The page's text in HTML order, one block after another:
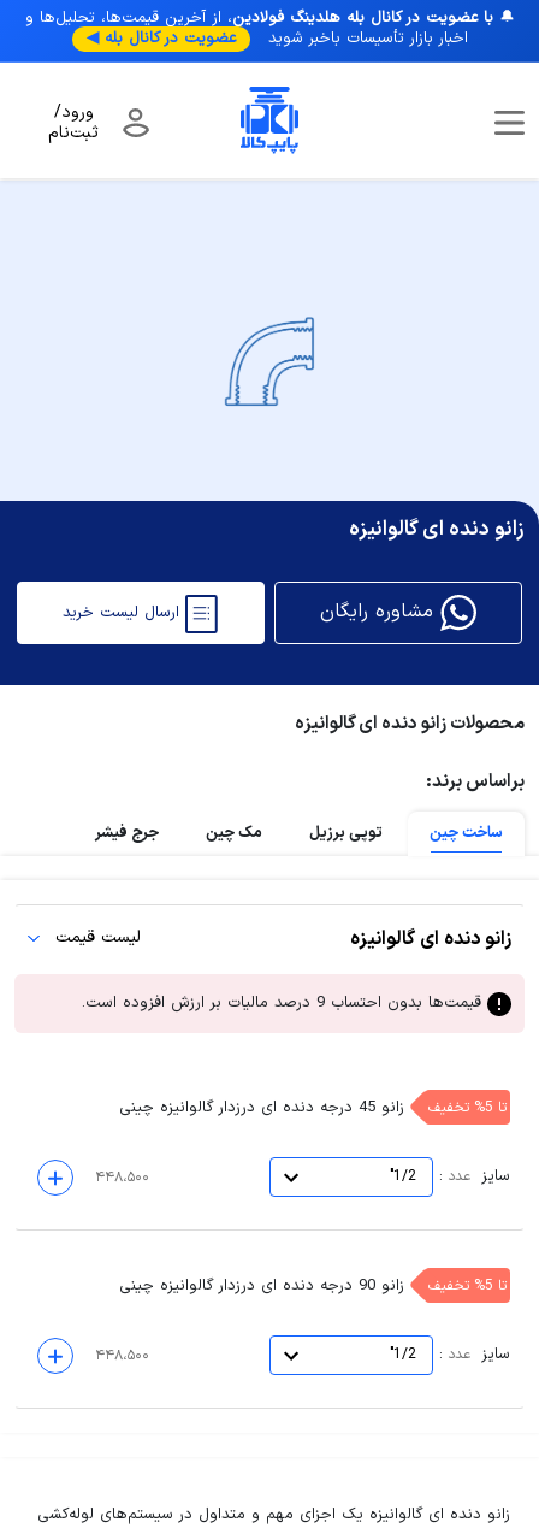
🔔با عضویت در کانال بله هلدینگ فولادین، از آخرین قیمت‌ها، تحلیل‌ها و
اخبار بازار تأسیسات با‌خبر شوید
عضویت در کانال بله ◀
ورود/
ثبت‌نام
اتصالات گالوانیزه زانو دنده ای گالوانیزه
زانو دنده ای گالوانیزه
محصولات زانو دنده ای گالوانیزه
براساس برند:
ساخت چین توپی برزیل مک چین جرج فیشر
زانو دنده ای گالوانیزه لیست قیمت
قیمت‌ها بدون احتساب 9 درصد مالیات بر ارزش افزوده است.
تا 5% تخفیف زانو 45 درجه دنده ای درزدار گالوانیزه چینی
سایز عدد :
1/2" ۴۴۸،۵۰۰
تا 5% تخفیف زانو 90 درجه دنده ای درزدار گالوانیزه چینی
سایز عدد :
1/2" ۴۴۸،۵۰۰
زانو دنده ای گالوانیزه یک اجزای مهم و متداول در سیستم‌های لوله‌کشی